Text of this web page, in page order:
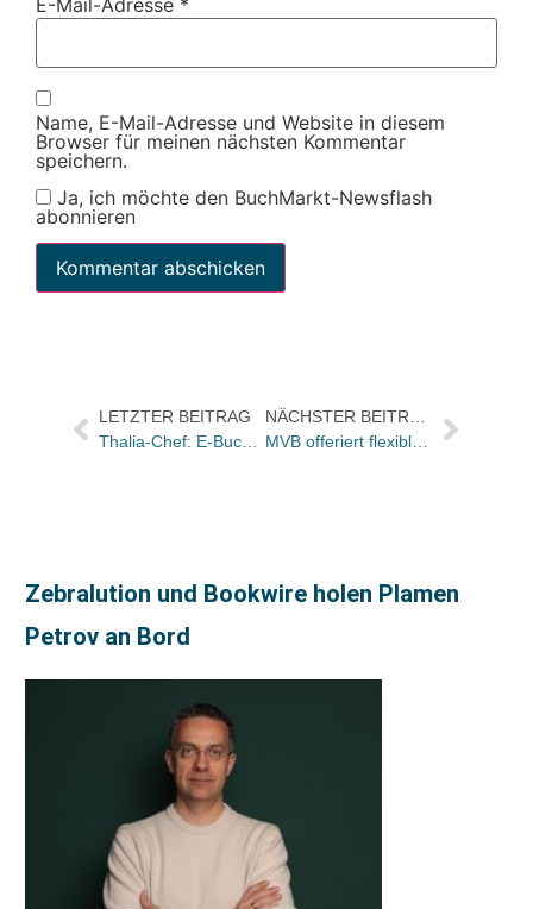
E-Mail-Adresse *
Name, E-Mail-Adresse und Website in diesem
Browser für meinen nächsten Kommentar
speichern.
Ja, ich möchte den BuchMarkt-Newsflash
abonnieren
LETZTER BEITRAG
Thalia-Chef: E-Buch-Markt wird explodieren
NÄCHSTER BEITRAG
MVB offeriert flexible Online-Webshops für Buchhändler/Reader Liro Color vorgestellt
Zebralution und Bookwire holen Plamen
Petrov an Bord